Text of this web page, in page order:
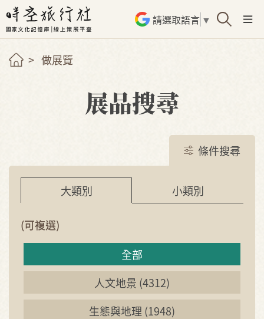
請選取語言 ▼
做展覽
展品搜尋
條件搜尋
大類別 小類別
(可複選)
全部
人文地景 (4312)
生態與地理 (1948)